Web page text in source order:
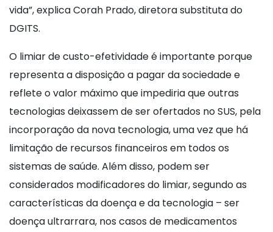
vida”, explica Corah Prado, diretora substituta do
DGITS.
O limiar de custo-efetividade é importante porque
representa a disposição a pagar da sociedade e
reflete o valor máximo que impediria que outras
tecnologias deixassem de ser ofertados no SUS, pela
incorporação da nova tecnologia, uma vez que há
limitação de recursos financeiros em todos os
sistemas de saúde. Além disso, podem ser
considerados modificadores do limiar, segundo as
características da doença e da tecnologia – ser
doença ultrarrara, nos casos de medicamentos